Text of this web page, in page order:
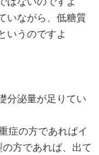
いながら、低糖質
いうのですよ
分泌量が足りてい
症の方であればイ
方であれば、出て